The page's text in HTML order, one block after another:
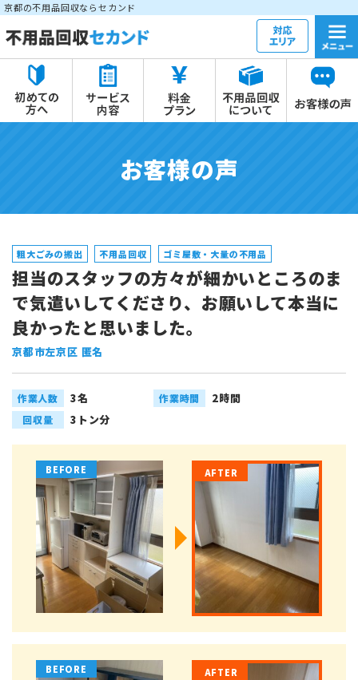
京都の不用品回収ならセカンド
お客様の声
粗大ごみの搬出 不用品回収 ゴミ屋敷・大量の不用品
担当のスタッフの方々が細かいところのま
で気遣いしてくださり、お願いして本当に
良かったと思いました。
京都市左京区 匿名
作業人数 3名 作業時間 2時間
回収量 3トン分